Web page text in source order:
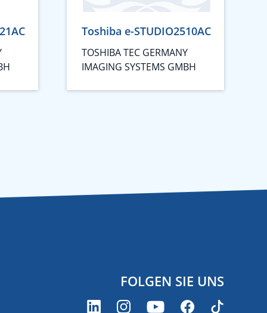
Toshiba e-STUDIO2510AC
TOSHIBA TEC GERMANY
IMAGING SYSTEMS GMBH
FOLGEN SIE UNS